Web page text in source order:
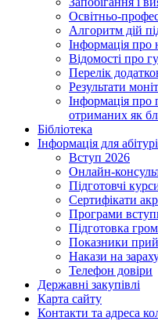
Освітньо-
Алгоритм дій
Інформація про
Відомості про
Перелік
Результати
Інформація про
отриманих як
Бібліотека
Інформація для
Вступ 2026
Онлайн-
Підготовчі
Сертифікати
Програми
Підготовка
Показники
Накази на
Телефон довіри
Державні закупівлі
Карта сайту
Контакти та адреса